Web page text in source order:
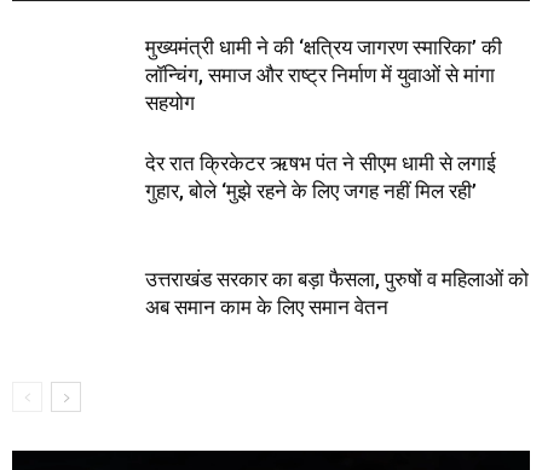
मुख्यमंत्री धामी ने की ‘क्षत्रिय जागरण स्मारिका’ की
लॉन्चिंग, समाज और राष्ट्र निर्माण में युवाओं से मांगा
सहयोग
देर रात क्रिकेटर ऋषभ पंत ने सीएम धामी से लगाई
गुहार, बोले ‘मुझे रहने के लिए जगह नहीं मिल रही’
उत्तराखंड सरकार का बड़ा फैसला, पुरुषों व महिलाओं को
अब समान काम के लिए समान वेतन